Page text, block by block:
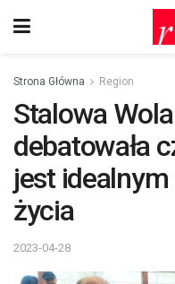
Strona Główna Region
Stalowa
debatowała
jest
życia
2023-04-28